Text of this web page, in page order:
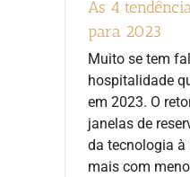
As 4
para 2023
Muito se tem
hospitalidade
em 2023. O
janelas de
da tecnologia à
mais com